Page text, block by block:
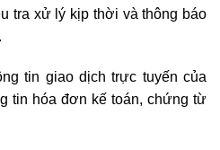
tra xử lý kịp thời và thông báo
tin giao dịch trực tuyến của
tin hóa đơn kế toán, chứng từ